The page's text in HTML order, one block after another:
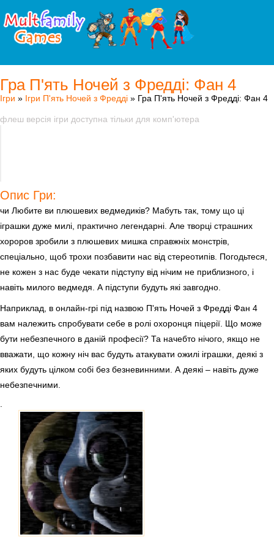
Гра П'ять Ночей з Фредді: Фан 4
Ігри » Ігри П'ять Ночей з Фредді » Гра П'ять Ночей з Фредді: Фан 4
флеш версія ігри доступна тільки для комп'ютера
Опис Гри:
чи Любите ви плюшевих ведмедиків? Мабуть так, тому що ці
іграшки дуже милі, практично легендарні. Але творці страшних
хороров зробили з плюшевих мишка справжніх монстрів,
спеціально, щоб трохи позбавити нас від стереотипів. Погодьтеся,
не кожен з нас буде чекати підступу від нічим не приблизного, і
навіть милого ведмедя. А підступи будуть які завгодно.
Наприклад, в онлайн-грі під назвою П'ять Ночей з Фредді Фан 4
вам належить спробувати себе в ролі охоронця піцерії. Що може
бути небезпечного в даній професії? Та начебто нічого, якщо не
вважати, що кожну ніч вас будуть атакувати ожилі іграшки, деякі з
яких будуть цілком собі без безневинними. А деякі – навіть дуже
небезпечними.